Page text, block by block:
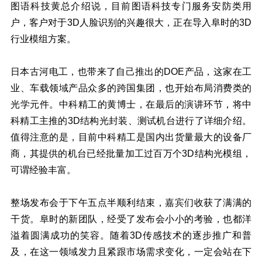
图语科技黄总介绍说，目前图语科技专门服务安防类用
户，客户对于3D人脸识别的兴趣很大，正在导入阜时的3D
行业模组方案。
日本古河电工，也带来了自己推出的DOE产品，这家在工
业、车载领域产品众多的跨国集团，也开始布局消费类的
光学元件。中科精工的黄博士，在最后的演讲环节，将中
科精工主推的3D结构光封装、测试机台进行了详细介绍。
值得注意的是，目前中科精工是国内出货量最大的设备厂
商，其提供的机台已经批量加工过百万个3D结构光模组，
可谓经验丰富。
整场发布会于下午五点半顺利结束，嘉宾们收获了满满的
干货。阜时的新团队，经受了发布会小小的考验，也都洋
溢着圆满成功的笑容。随着3D传感技术的逐步推广和普
及，在这一领域发力且紧跟市场需求变化，一定会站在下